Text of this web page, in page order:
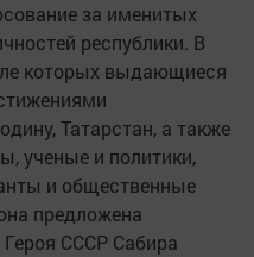
за именитых
республики. В
которых выдающиеся
Татарстан, а также
ученые и политики,
и общественные
предложена
СССР Сабира